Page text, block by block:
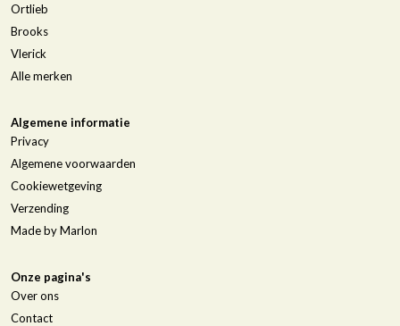
Ortlieb
Brooks
Vlerick
Alle merken
Algemene informatie
Privacy
Algemene voorwaarden
Cookiewetgeving
Verzending
Made by Marlon
Onze pagina's
Over ons
Contact